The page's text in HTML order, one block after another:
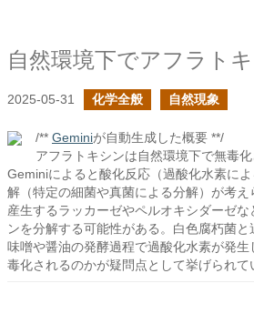
2025-05-31 化学全般 自然現象
/** Geminiが自動生成した概要 **/
アフラトキシンは自然環境下で無毒化
Geminiによると酸化反応（過酸化水素に
解（特定の細菌や真菌による分解）が考
産生するラッカーゼやペルオキシダーゼ
ンを分解する可能性がある。白色腐朽菌と
味噌や醤油の発酵過程で過酸化水素が発
毒化されるのかが疑問点として挙げられて